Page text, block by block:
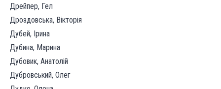
Дрейпер, Гел
Дроздовська, Вікторія
Дубей, Ірина
Дубина, Марина
Дубовик, Анатолій
Дубровський, Олег